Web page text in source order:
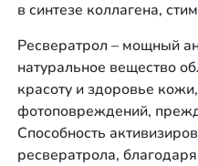
в синтезе коллагена,
Ресвератрол – мощный
натуральное вещество
красоту и здоровье
фотоповреждений,
Способность
ресвератрола,